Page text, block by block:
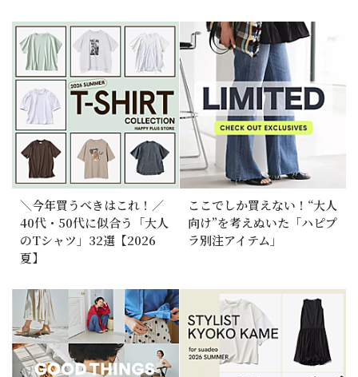
＼今年買うべきはこれ！／
40代・50代に似合う「大人
のTシャツ」32選【2026
夏】
ここでしか買えない！“大人
向け”を考えぬいた「ハピプ
ラ別注アイテム」